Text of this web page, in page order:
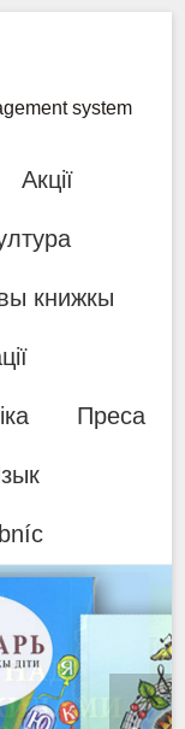
system
Акції
книжкы
Преса